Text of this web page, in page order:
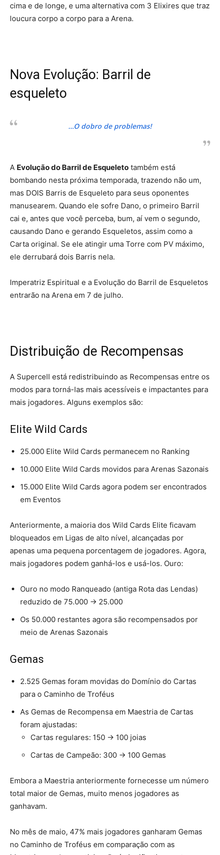
cima e de longe, e uma alternativa com 3 Elixires que traz
loucura corpo a corpo para a Arena.
Nova Evolução: Barril de
esqueleto
…O dobro de problemas!
A Evolução do Barril de Esqueleto também está
bombando nesta próxima temporada, trazendo não um,
mas DOIS Barris de Esqueleto para seus oponentes
manusearem. Quando ele sofre Dano, o primeiro Barril
cai e, antes que você perceba, bum, aí vem o segundo,
causando Dano e gerando Esqueletos, assim como a
Carta original. Se ele atingir uma Torre com PV máximo,
ele derrubará dois Barris nela.
Imperatriz Espiritual e a Evolução do Barril de Esqueletos
entrarão na Arena em 7 de julho.
Distribuição de Recompensas
A Supercell está redistribuindo as Recompensas entre os
modos para torná-las mais acessíveis e impactantes para
mais jogadores. Alguns exemplos são:
Elite Wild Cards
25.000 Elite Wild Cards permanecem no Ranking
10.000 Elite Wild Cards movidos para Arenas Sazonais
15.000 Elite Wild Cards agora podem ser encontrados
em Eventos
Anteriormente, a maioria dos Wild Cards Elite ficavam
bloqueados em Ligas de alto nível, alcançadas por
apenas uma pequena porcentagem de jogadores. Agora,
mais jogadores podem ganhá-los e usá-los. Ouro:
Ouro no modo Ranqueado (antiga Rota das Lendas)
reduzido de 75.000 -> 25.000
Os 50.000 restantes agora são recompensados ​​por
meio de Arenas Sazonais
Gemas
2.525 Gemas foram movidas do Domínio do Cartas
para o Caminho de Troféus
As Gemas de Recompensa em Maestria de Cartas
foram ajustadas:
Cartas regulares: 150 -> 100 joias
Cartas de Campeão: 300 -> 100 Gemas
Embora a Maestria anteriormente fornecesse um número
total maior de Gemas, muito menos jogadores as
ganhavam.
No mês de maio, 47% mais jogadores ganharam Gemas
no Caminho de Troféus em comparação com as